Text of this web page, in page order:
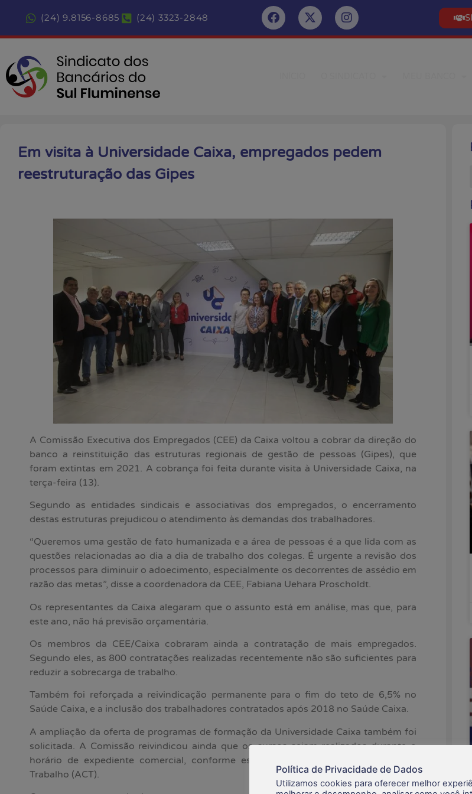
(24) 9.8156-8685 (24) 3323-2848
Em visita à Universidade Caixa, empregados pedem
reestruturação das Gipes
A Comissão Executiva dos Empregados (CEE) da Caixa voltou a cobrar da direção do
banco a reinstituição das estruturas regionais de gestão de pessoas (Gipes), que
foram extintas em 2021. A cobrança foi feita durante visita à Universidade Caixa, na
terça-feira (13).
Segundo as entidades sindicais e associativas dos empregados, o encerramento
destas estruturas prejudicou o atendimento às demandas dos trabalhadores.
“Queremos uma gestão de fato humanizada e a área de pessoas é a que lida com as
questões relacionadas ao dia a dia de trabalho dos colegas. É urgente a revisão dos
processos para diminuir o adoecimento, especialmente os decorrentes de assédio em
razão das metas”, disse a coordenadora da CEE, Fabiana Uehara Proscholdt.
Os representantes da Caixa alegaram que o assunto está em análise, mas que, para
este ano, não há previsão orçamentária.
Os membros da CEE/Caixa cobraram ainda a contratação de mais empregados.
Segundo eles, as 800 contratações realizadas recentemente não são suficientes para
reduzir a sobrecarga de trabalho.
Também foi reforçada a reivindicação permanente para o fim do teto de 6,5% no
Saúde Caixa, e a inclusão dos trabalhadores contratados após 2018 no Saúde Caixa.
A ampliação da oferta de programas de formação da Universidade Caixa também foi
solicitada. A Comissão reivindicou ainda que os cursos sejam realizados durante o
horário de expediente comercial, conforme está previsto no Acordo Coletivo de
Trabalho (ACT).
Política de Privacidade de Dados
Utilizamos cookies para oferecer melhor